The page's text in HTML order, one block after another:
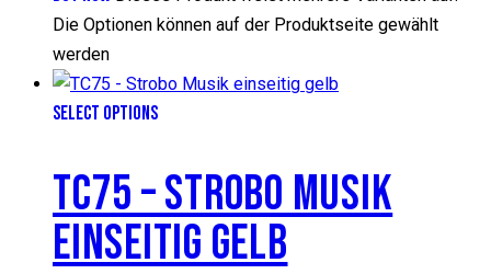
Die Optionen können auf der Produktseite gewählt
werden
SELECT OPTIONS
TC75 – STROBO MUSIK
EINSEITIG GELB